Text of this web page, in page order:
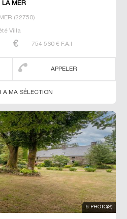
LA MER
(22750)
Villa
754 560 € F.A.I
APPELER
A MA SÉLECTION
6 PHOTO(S)